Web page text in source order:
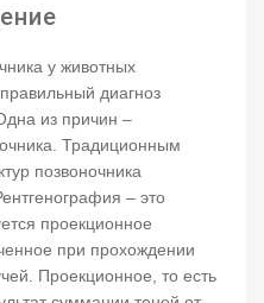
у животных
диагноз
из причин –
Традиционным
позвоночника
– это
проекционное
при прохождении
Проекционное, то есть